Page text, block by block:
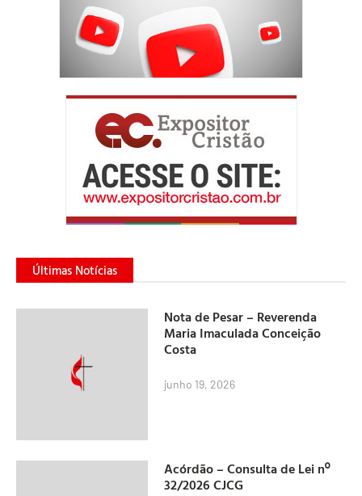
Últimas Notícias
Nota de Pesar – Reverenda
Maria Imaculada Conceição
Costa
junho 19, 2026
Acórdão – Consulta de Lei nº
32/2026 CJCG